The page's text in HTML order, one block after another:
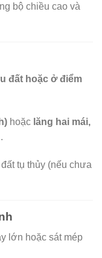
bộ chiều cao và
đất hoặc ở điểm
hoặc lăng hai mái,
.
tụ thủy (nếu chưa
lớn hoặc sát mép